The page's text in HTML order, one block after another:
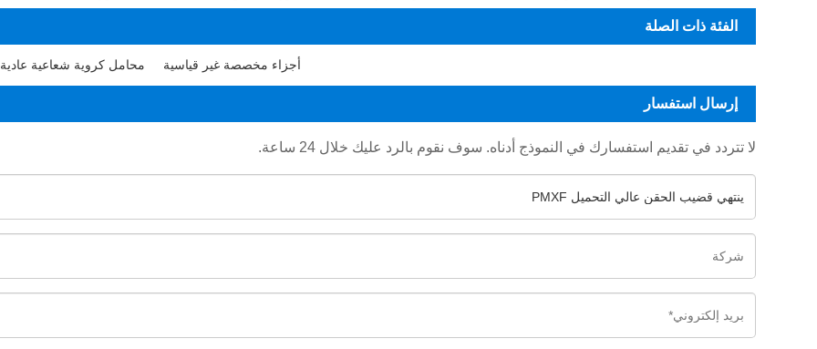
الفئة ذات الصلة
محامل كروية شعاعية عادية أجزاء مخصصة غير قياسية
إرسال استفسار
لا تتردد في تقديم استفسارك في النموذج أدناه. سوف نقوم بالرد عليك خلال 24 ساعة.